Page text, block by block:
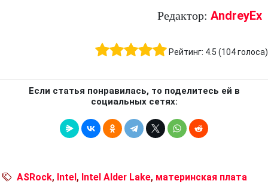
Редактор: AndreyEx
Рейтинг: 4.5 (104голоса)
Если статья понравилась, то поделитесь ей в
социальных сетях:
ASRock, Intel, Intel Alder Lake, материнская плата